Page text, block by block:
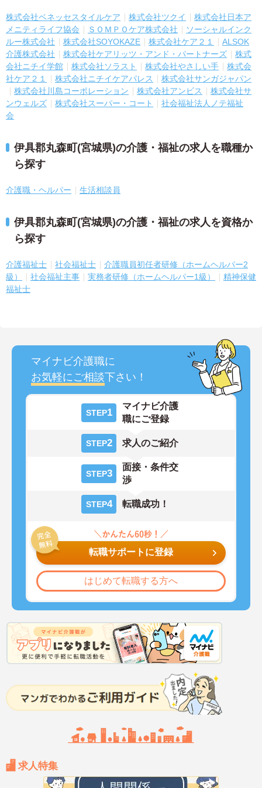
株式会社ベネッセスタイルケア 株式会社ツクイ
株式会社日本ア
メニティライフ協会
ＳＯＭＰＯケア株式会社
ソーシャルインク
ルー株式会社
株式会社SOYOKAZE 株式会社ケア２１
ALSOK
介護株式会社
株式会社ケアリッツ・アンド・パートナーズ
株式
会社ニチイ学館
株式会社ソラスト 株式会社やさしい手
株式会
社ケア２１
株式会社ニチイケアパレス
株式会社サンガジャパン
株式会社川島コーポレーション
株式会社アンビス
株式会社サ
ンウェルズ
株式会社スーパー・コート
社会福祉法人ノテ福祉
会
伊具郡丸森町(宮城県)の介護・福祉の求人を職種か
ら探す
介護職・ヘルパー 生活相談員
伊具郡丸森町(宮城県)の介護・福祉の求人を資格か
ら探す
介護福祉士 社会福祉士
介護職員初任者研修（ホームヘルパー2
級）
社会福祉主事 実務者研修（ホームヘルパー1級）
精神保健
福祉士
マイナビ介護職に
お気軽にご相談下さい！
STEP1
マイナビ介護
職にご登録
STEP2 求人のご紹介
STEP3
面接・条件交
渉
STEP4 転職成功！
転職サポートに登録
はじめて転職する方へ
求人特集